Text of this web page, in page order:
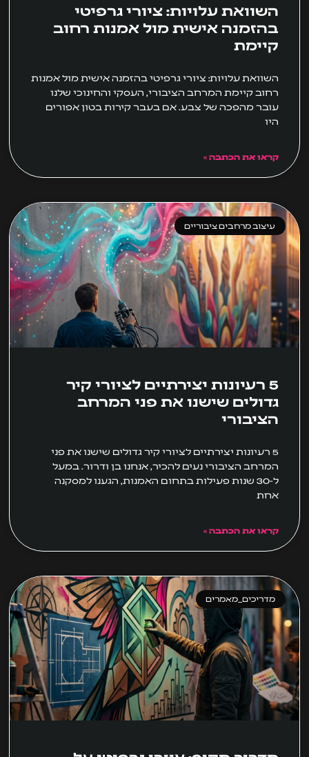
השוואת עלויות: ציורי גרפיטי
בהזמנה אישית מול אמנות רחוב
קיימת
השוואת עלויות: ציורי גרפיטי בהזמנה אישית מול אמנות
רחוב קיימת המרחב הציבורי, העסקי והחינוכי שלנו
עובר מהפכה של צבע. אם בעבר קירות בטון אפורים
היו
קראו את הכתבה »
עיצוב מרחבים ציבוריים
5 רעיונות יצירתיים לציורי קיר
גדולים שישנו את פני המרחב
הציבורי
5 רעיונות יצירתיים לציורי קיר גדולים שישנו את פני
המרחב הציבורי נעים להכיר, אנחנו בן ודרור. במעל
ל-30 שנות פעילות בתחום האמנות, הגענו למסקנה
אחת
קראו את הכתבה »
מדריכים_מאמרים